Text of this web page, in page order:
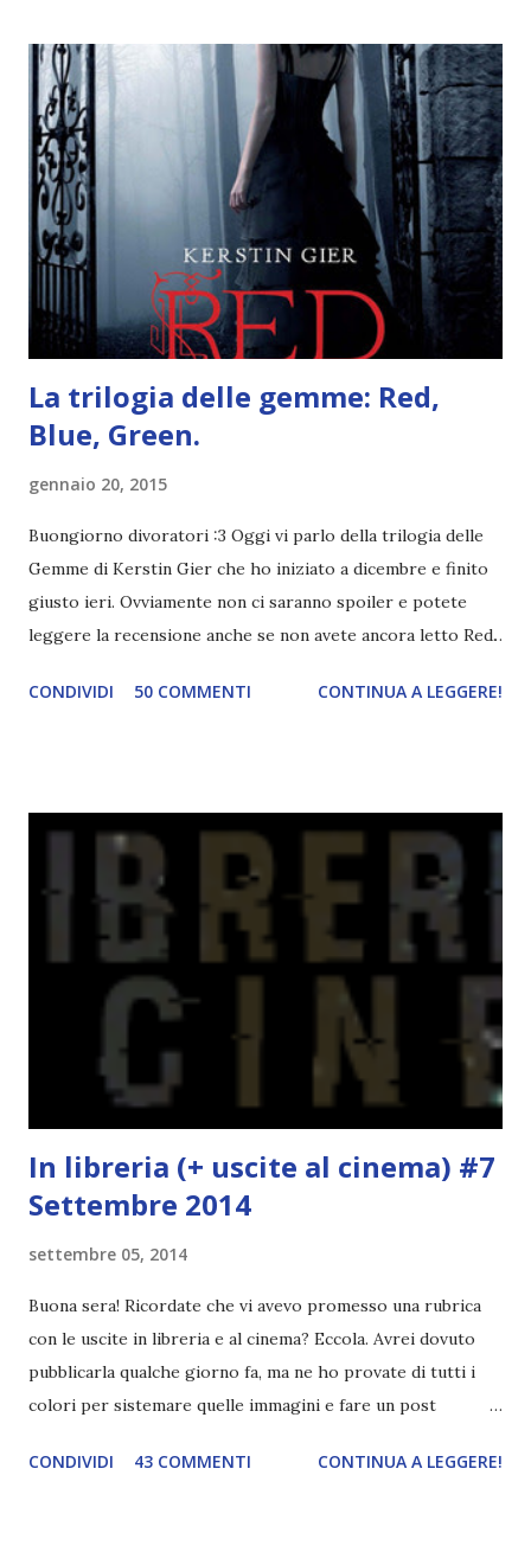
grande (Devil's Night 1#) Autrice : Penelope Douglas
Pagine: 448 Editore: Newton Compton Editori
Pubblicazione: 10 Gennaio 2023 Traduttore: Laura Lancini
Trama: “Si chiama Michael Crist. È il fratello maggiore del
mio ragazzo ed è come quei film dell'orrore che guardi
coprendoti gli occhi. È bellissimo, forte, e assolutamente
terrificante. Non mi vede neppure. Ma io l'ho notato. L'ho
visto, l'ho sentito. Le cose che ha fatto, i misfatti ch...
La trilogia delle gemme: Red,
Blue, Green.
gennaio 20, 2015
Buongiorno divoratori :3 Oggi vi parlo della trilogia delle
Gemme di Kerstin Gier che ho iniziato a dicembre e finito
giusto ieri. Ovviamente non ci saranno spoiler e potete
leggere la recensione anche se non avete ancora letto Red.
Green sono state delle letture molto piacevoli ma non
potete capire le mie aspettative! Innanzitutto, se la Gier o
probabilmente lo avrei apprezzato molto di più. Red è
molto introduttivo, nel senso che in trecento pagine non
succede un bel niente. E non ha nemmeno un finale ._.
finisce esattamente nel bel mezzo della storia (anzi, quale
"mezzo" della storia? Questa storia ha praticamente solo
CONDIVIDI 50 COMMENTI CONTINUA A LEGGERE!
In libreria (+ uscite al cinema) #7
Settembre 2014
settembre 05, 2014
Buona sera! Ricordate che vi avevo promesso una rubrica
con le uscite in libreria e al cinema? Eccola. Avrei dovuto
pubblicarla qualche giorno fa, ma ne ho provate di tutti i
colori per sistemare quelle immagini e fare un post
leggere la trama cliccate sulla copertina. Vi ho segnalato
CONDIVIDI 43 COMMENTI CONTINUA A LEGGERE!